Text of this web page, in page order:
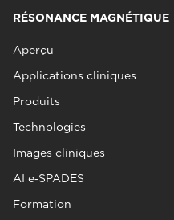
RÉSONANCE MAGNÉTIQUE
Aperçu
Applications cliniques
Produits
Technologies
Images cliniques
AI e‑SPADES
Formation